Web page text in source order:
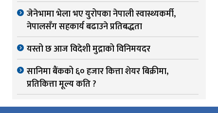
जेनेभामा भेला भए युरोपका नेपाली स्वास्थ्यकर्मी,
नेपालसँग सहकार्य बढाउने प्रतिबद्धता
यस्तो छ आज विदेशी मुद्राको विनिमयदर
सानिमा बैंकको ६० हजार कित्ता शेयर बिक्रीमा,
प्रतिकित्ता मूल्य कति ?